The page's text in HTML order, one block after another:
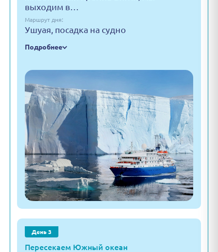
выходим в…
Маршрут дня:
Ушуая, посадка на судно
Подробнее
День 3
Пересекаем Южный океан